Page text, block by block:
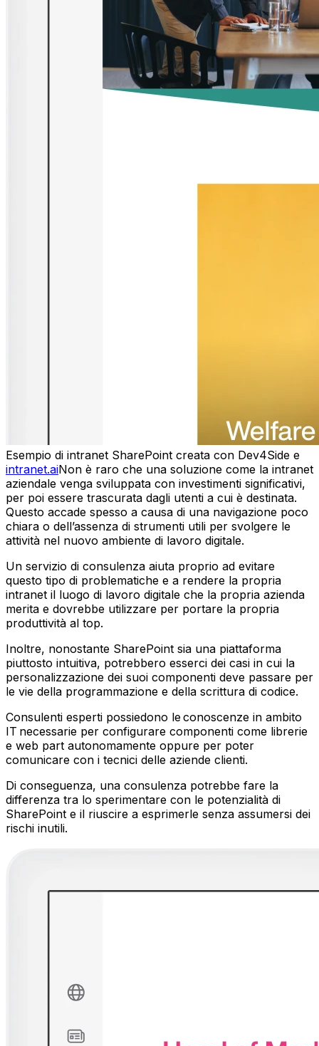
Esempio di intranet SharePoint creata con Dev4Side e
intranet.aiNon è raro che una soluzione come la intranet
aziendale venga sviluppata con investimenti significativi,
per poi essere trascurata dagli utenti a cui è destinata.
Questo accade spesso a causa di una navigazione poco
chiara o dell’assenza di strumenti utili per svolgere le
attività nel nuovo ambiente di lavoro digitale.
Un servizio di consulenza aiuta proprio ad evitare
questo tipo di problematiche e a rendere la propria
intranet il luogo di lavoro digitale che la propria azienda
merita e dovrebbe utilizzare per portare la propria
produttività al top.
Inoltre, nonostante SharePoint sia una piattaforma
piuttosto intuitiva, potrebbero esserci dei casi in cui la
personalizzazione dei suoi componenti deve passare per
le vie della programmazione e della scrittura di codice.
Consulenti esperti possiedono le conoscenze in ambito
IT necessarie per configurare componenti come librerie
e web part autonomamente oppure per poter
comunicare con i tecnici delle aziende clienti.
Di conseguenza, una consulenza potrebbe fare la
differenza tra lo sperimentare con le potenzialità di
SharePoint e il riuscire a esprimerle senza assumersi dei
rischi inutili.